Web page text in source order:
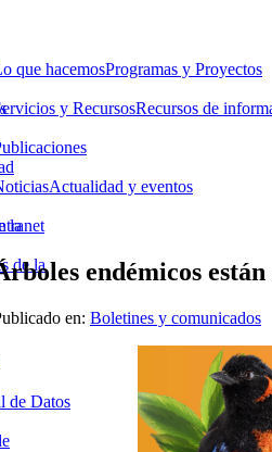
que hacemosProgramas y Proyectos
la
de la
y RecursosRecursos de
de Datos
Actualidad y eventos
endémicos
en: Boletines y comunicados